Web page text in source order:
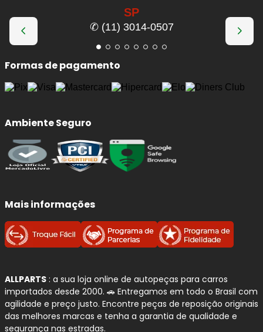
SP
✆ (11) 3014-0507
Formas de pagamento
Ambiente Seguro
Mais informações
ALLPARTS : a sua loja online de autopeças para carros
importados desde 2000. 🚗 Entregamos em todo o Brasil com
agilidade e preço justo. Encontre peças de reposição originais
das melhores marcas e tenha a garantia de qualidade e
segurança nas estradas.